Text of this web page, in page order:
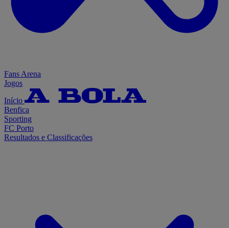
Fans Arena
Jogos
Início
Benfica
Sporting
FC Porto
Resultados e Classificações